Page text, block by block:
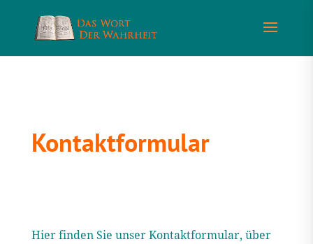
Kontaktformular
Hier finden Sie unser Kontaktformular, über